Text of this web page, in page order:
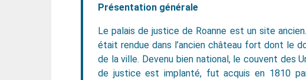
Présentation générale
Le palais de justice de Roanne est un site
était rendue dans l’ancien château fort dont le
de la ville. Devenu bien national, le couvent des
de justice est implanté, fut acquis en 1810